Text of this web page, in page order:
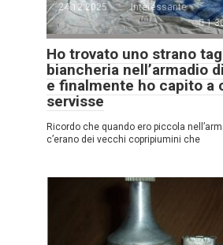
24.12.2025
Interessante
Ho trovato uno strano
biancheria nell’armadio
e finalmente ho capito a
servisse
Ricordo che quando ero piccola
c’erano dei vecchi copripiumini che